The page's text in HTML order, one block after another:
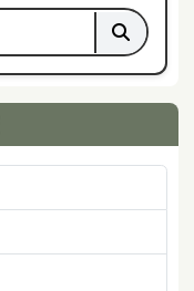
執行舊